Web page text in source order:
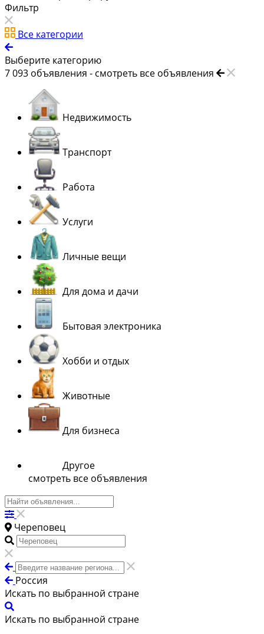
Фильтр
Все категории
Выберите категорию
7 093 объявления - смотреть все объявления
Недвижимость
Транспорт
Работа
Услуги
Личные вещи
Для дома и дачи
Бытовая электроника
Хобби и отдых
Животные
Для бизнеса
Другое
смотреть все объявления
Череповец
Россия
Искать по выбранной стране
Искать по выбранной стране